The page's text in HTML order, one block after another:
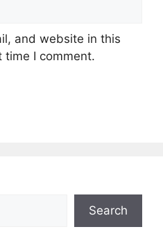
and website in this
time I comment.
Search